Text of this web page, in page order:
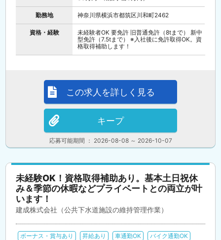
勤務地 神奈川県横浜市都筑区川和町2462
資格・経験
未経験者OK 要免許 旧普通免許（8tまで） 新中
型免許（7.5tまで） ※入社後に免許取得OK。資
格取得補助します！
応募可能期間 ： 2026-08-08 ～ 2026-10-07
この求人を詳しく見る
キープ
未経験OK！資格取得補助あり。基本土日祝休
み＆季節の休暇などプライベートとの両立が叶
います！
建成株式会社（公共下水道施設の維持管理作業）
ボーナス・賞与あり 昇給あり 車通勤OK
バイク通勤OK